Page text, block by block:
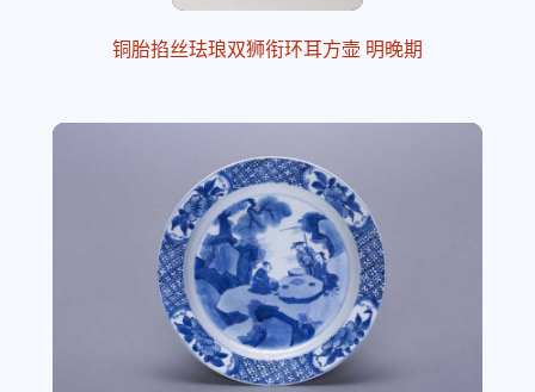
铜胎掐丝珐琅双狮衔环耳方壶 明晚期